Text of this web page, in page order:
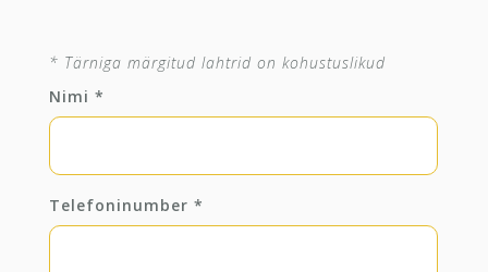
* Tärniga märgitud lahtrid on kohustuslikud
Nimi *
Telefoninumber *